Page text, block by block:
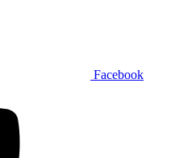
Facebook